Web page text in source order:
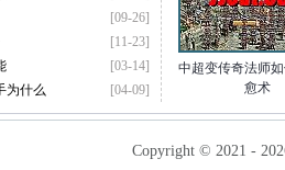
[09-26]
[11-23]
[03-14]
[04-09]
为什么
中超变传奇法师
愈术
Copyright © 2021 -